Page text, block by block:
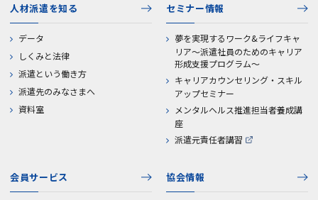
人材派遣を知る
データ
しくみと法律
派遣という働き方
派遣先のみなさまへ
資料室
セミナー情報
夢を実現するワーク&ライフキャ
リア～派遣社員のためのキャリア
形成支援プログラム～
キャリアカウンセリング・スキル
アップセミナー
メンタルヘルス推進担当者養成講
座
派遣元責任者講習
会員サービス 協会情報